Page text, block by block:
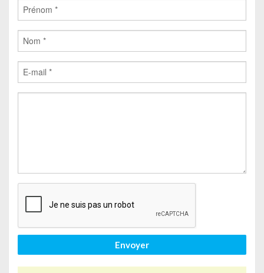
Envoyer